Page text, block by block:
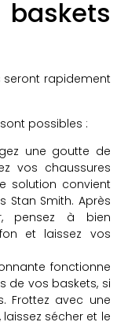
seront rapidement
possibles :
une goutte de
vos chaussures
solution convient
Stan Smith. Après
pensez à bien
et laissez vos
fonctionne
de vos baskets, si
Frottez avec une
sécher et le